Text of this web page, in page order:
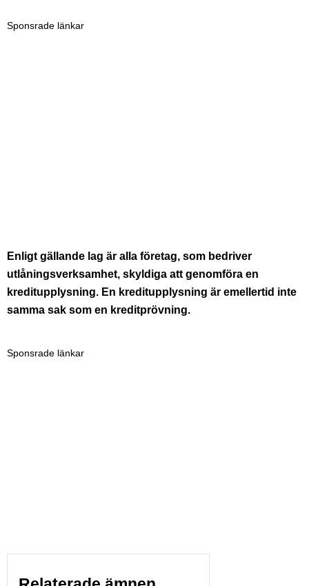
Sponsrade länkar
Enligt gällande lag är alla företag, som bedriver
utlåningsverksamhet, skyldiga att genomföra en
kreditupplysning. En kreditupplysning är emellertid inte
samma sak som en kreditprövning.
Sponsrade länkar